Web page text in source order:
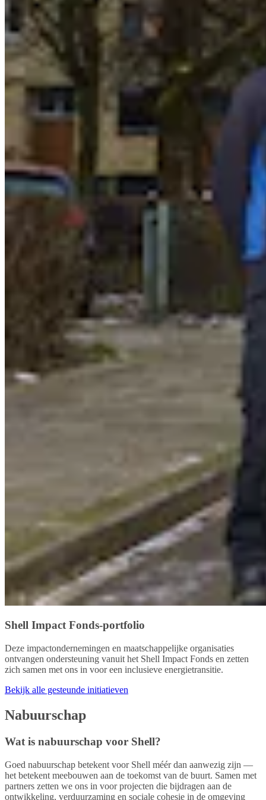
Shell Impact Fonds-portfolio
Deze impactondernemingen en maatschappelijke organisaties
ontvangen ondersteuning vanuit het Shell Impact Fonds en zetten
zich samen met ons in voor een inclusieve energietransitie.
Bekijk alle gesteunde initiatieven
Nabuurschap
Wat is nabuurschap voor Shell?
Goed nabuurschap betekent voor Shell méér dan aanwezig zijn —
het betekent meebouwen aan de toekomst van de buurt. Samen met
partners zetten we ons in voor projecten die bijdragen aan de
ontwikkeling, verduurzaming en sociale cohesie in de omgeving